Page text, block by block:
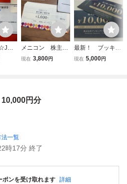
主
メニコン 株主優
待券 Miru、エー
26/8/31 送料無
現在 3,800円
最新！ ブッキン
グリゾート株主優
現在 5,000円
円分
法一覧
時17分 終了
ポンを受け取れます 詳細